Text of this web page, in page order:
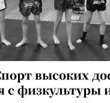
высоких
с физкультуры